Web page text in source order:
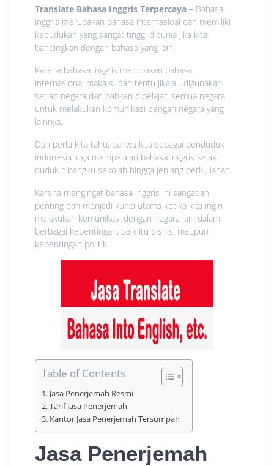
Translate Bahasa Inggris Terpercaya – Bahasa
inggris merupakan bahasa internasioal dan memiliki
kedudukan yang sangat tinggi didunia jika kita
bandingkan dengan bahasa yang lain.
Karena bahasa inggris merupakan bahasa
internasional maka sudah tentu jikalau digunakan
setiap negara dan bahkan dipelajari semua negara
untuk melakukan komunikasi dengan negara yang
lainnya.
Dan perlu kita tahu, bahwa kita sebagai penduduk
indonesia juga mempelajari bahasa inggris sejak
duduk dibangku sekolah hingga jenjang perkuliahan.
Karena mengingat bahasa inggris ini sangatlah
penting dan menjadi kunci utama ketika kita ingin
melakukan komunikasi dengan negara lain dalam
berbagai kepentingan, baik itu bisnis, maupun
kepentingan politik.
Table of Contents
Jasa Penerjemah Resmi
Tarif Jasa Penerjemah
Kantor Jasa Penerjemah Tersumpah
Jasa Penerjemah